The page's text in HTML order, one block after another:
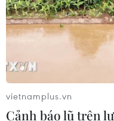
ung thư phổi ở
thuốc
17/07/2026 01:00
vietnamplus.vn
Cảnh báo lũ trên